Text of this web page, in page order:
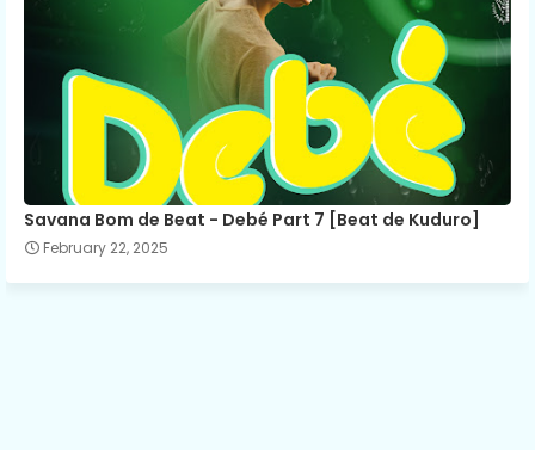
Savana Bom de Beat - Debé Part 7 [Beat de Kuduro]
February 22, 2025